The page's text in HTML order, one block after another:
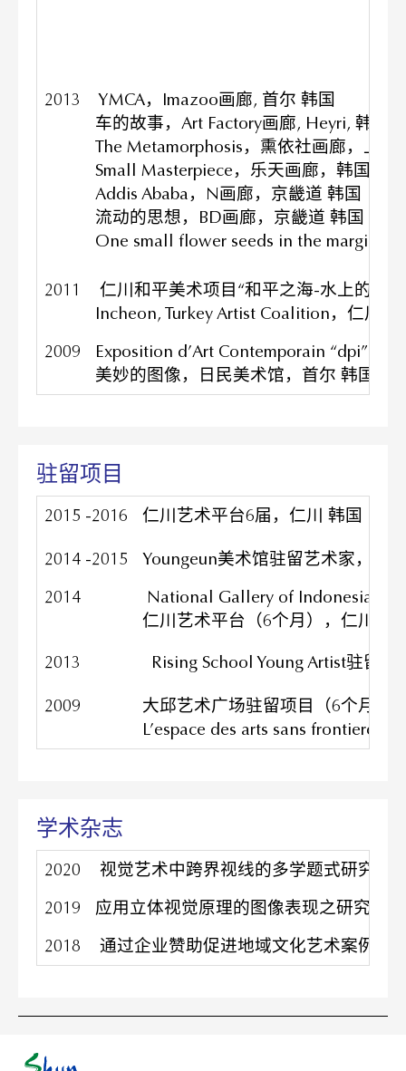
2013
YMCA，Imazoo画廊, 首尔 韩国
车的故事，Art Factory画廊, Heyri, 韩国
The Metamorphosis，熏依社画廊，上海
Small Masterpiece，乐天画廊，韩国
Addis Ababa，N画廊，京畿道 韩国
流动的思想，BD画廊，京畿道 韩国
One small flower seeds in the margin
2011
仁川和平美术项目“和平之海-水上的境
Incheon, Turkey Artist Coalition，仁川
2009
Exposition d’Art Contemporain “dpi” ，
美妙的图像，日民美术馆，首尔 韩国
驻留项目
2015 -2016
仁川艺术平台6届，仁川 韩国
2014 -2015
Youngeun美术馆驻留艺术家，京
2014
National Gallery of Indonesia
仁川艺术平台（6个月），仁川 韩
2013
Rising School Young Artist驻留
2009
大邱艺术广场驻留项目（6个月）
L’espace des arts sans frontieres
学术杂志
2020
视觉艺术中跨界视线的多学题式研究，
2019
应用立体视觉原理的图像表现之研究，
2018
通过企业赞助促进地域文化艺术案例研